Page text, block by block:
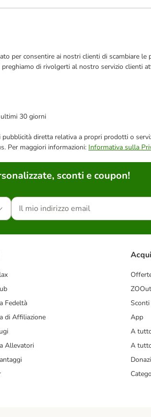
per consentire ai nostri clienti di scambiare
di rivolgerti al nostro servizio clienti
30 giorni
diretta relativa a propri prodotti o
Per maggiori informazioni: Informativa sulla
sconti e coupon!
Fedeltà
di Affiliazione
Allevatori
App
A
A